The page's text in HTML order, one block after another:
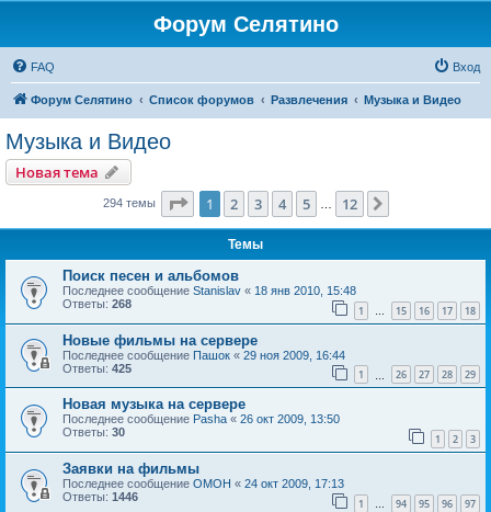
Форум Селятино
FAQ Вход
Форум Селятино Список форумов Развлечения Музыка и Видео
Музыка и Видео
Новая тема
294 темы Страница из 12
1 2 3 4 5 12
Темы
Поиск песен и альбомов
Последнее сообщение Stanislav « 18 янв 2010, 15:48
Ответы: 268 1 … 15 16 17 18
Новые фильмы на сервере
Последнее сообщение Пашок « 29 ноя 2009, 16:44
Ответы: 425 1 26 27 28 29
Новая музыка на сервере
Последнее сообщение Pasha « 26 окт 2009, 13:50
Ответы: 30 1 2 3
Заявки на фильмы
Последнее сообщение OMOH « 24 окт 2009, 17:13
Ответы: 1446 1 … 94 95 96 97